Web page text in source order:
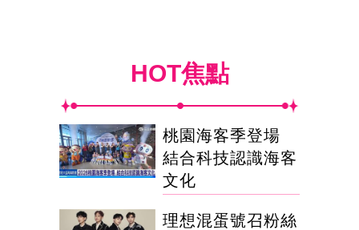
HOT焦點
桃園海客季登場
結合科技認識海客
文化
理想混蛋號召粉絲